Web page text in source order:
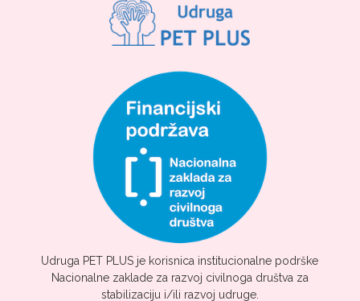
Udruga PET PLUS je korisnica institucionalne podrške
Nacionalne zaklade za razvoj civilnoga društva za
stabilizaciju i/ili razvoj udruge.